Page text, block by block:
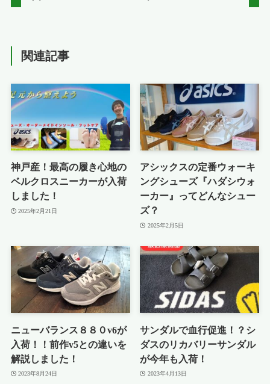
関連記事
神戸産！最高の履き心地の
ベルクロスニーカーが入荷
しました！
2025年2月21日
アシックスの定番ウォーキ
ングシューズ『ハダシウォ
ーカー』ってどんなシュー
ズ？
2025年2月5日
ニューバランス８８０v6が
入荷！！前作v5との違いを
解説しました！
2023年8月24日
サンダルで血行促進！？シ
ダスのリカバリーサンダル
が今年も入荷！
2023年4月13日